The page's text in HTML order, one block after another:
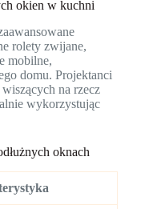
okien w kuchni
rolety zwijane,
mobilne,
domu. Projektanci
na rzecz
wykorzystując
oknach